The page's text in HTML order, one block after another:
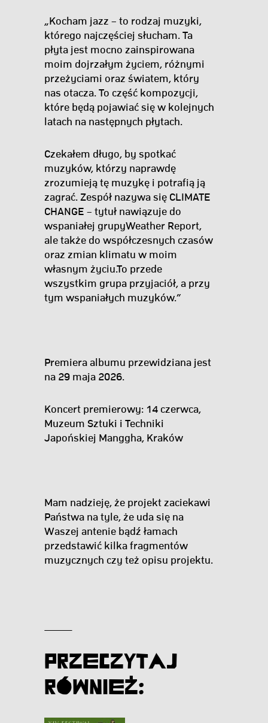
„Kocham jazz – to rodzaj muzyki,
którego najczęściej słucham. Ta
płyta jest mocno zainspirowana
moim dojrzałym życiem, różnymi
przeżyciami oraz światem, który
nas otacza. To część kompozycji,
które będą pojawiać się w kolejnych
latach na następnych płytach.
Czekałem długo, by spotkać
muzyków, którzy naprawdę
zrozumieją tę muzykę i potrafią ją
zagrać. Zespół nazywa się CLIMATE
CHANGE – tytuł nawiązuje do
wspaniałej grupyWeather Report,
ale także do współczesnych czasów
oraz zmian klimatu w moim
własnym życiu.To przede
wszystkim grupa przyjaciół, a przy
tym wspaniałych muzyków.”
Premiera albumu przewidziana jest
na 29 maja 2026.
Koncert premierowy: 14 czerwca,
Muzeum Sztuki i Techniki
Japońskiej Manggha, Kraków
Mam nadzieję, że projekt zaciekawi
Państwa na tyle, że uda się na
Waszej antenie bądź łamach
przedstawić kilka fragmentów
muzycznych czy też opisu projektu.
Przeczytaj
Również: